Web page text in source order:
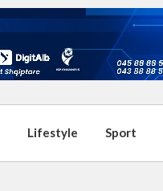
Lifestyle Sport